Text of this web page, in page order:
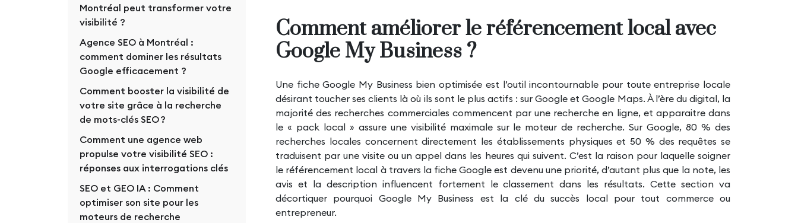
Montréal peut transformer votre
visibilité ?
Agence SEO à Montréal :
comment dominer les résultats
Google efficacement ?
Comment booster la visibilité de
votre site grâce à la recherche
de mots-clés SEO ?
Comment une agence web
propulse votre visibilité SEO :
réponses aux interrogations clés
SEO et GEO IA : Comment
optimiser son site pour les
moteurs de recherche
Comment améliorer le référencement local avec
Google My Business ?
Une fiche Google My Business bien optimisée est l’outil incontournable pour toute entreprise locale
désirant toucher ses clients là où ils sont le plus actifs : sur Google et Google Maps. À l’ère du digital, la
majorité des recherches commerciales commencent par une recherche en ligne, et apparaitre dans
le « pack local » assure une visibilité maximale sur le moteur de recherche. Sur Google, 80 % des
recherches locales concernent directement les établissements physiques et 50 % des requêtes se
traduisent par une visite ou un appel dans les heures qui suivent. C’est la raison pour laquelle soigner
le référencement local à travers la fiche Google est devenu une priorité, d’autant plus que la note, les
avis et la description influencent fortement le classement dans les résultats. Cette section va
décortiquer pourquoi Google My Business est la clé du succès local pour tout commerce ou
entrepreneur.